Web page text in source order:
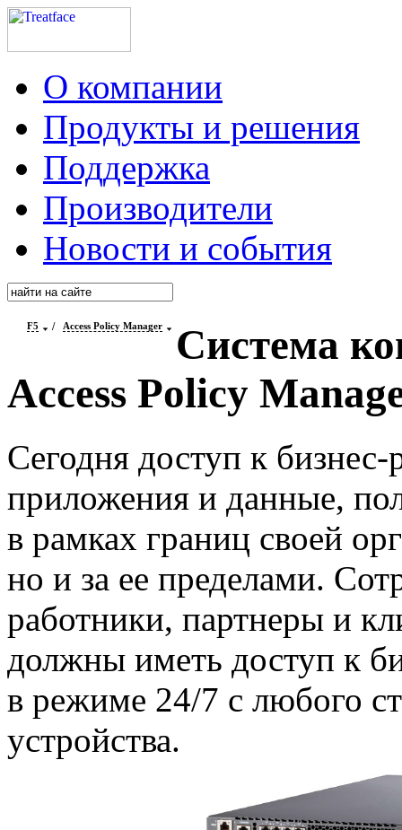
О компании
Продукты и решения
Поддержка
Производители
Новости и события
F5 / Access Policy Manager
Система
Access Policy
Сегодня доступ к бизнес-
приложения и данные,
в рамках границ своей
но и за ее пределами.
работники, партнеры и
должны иметь доступ к
в режиме 24/7 с любого
устройства.